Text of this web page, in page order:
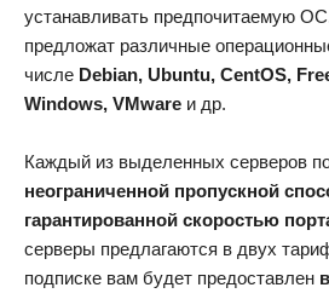
устанавливать предпочитаемую
предложат различные
числе Debian, Ubuntu, CentOS,
Windows, VMware и др.
Каждый из выделенных серверов
неограниченной пропускной
гарантированной скоростью
серверы предлагаются в двух
подписке вам будет предоставлен